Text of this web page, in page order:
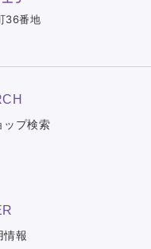
36番地
ップ検索
情報